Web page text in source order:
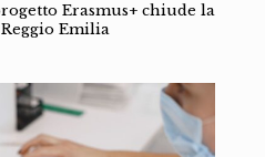
Erasmus+ chiude la
Emilia